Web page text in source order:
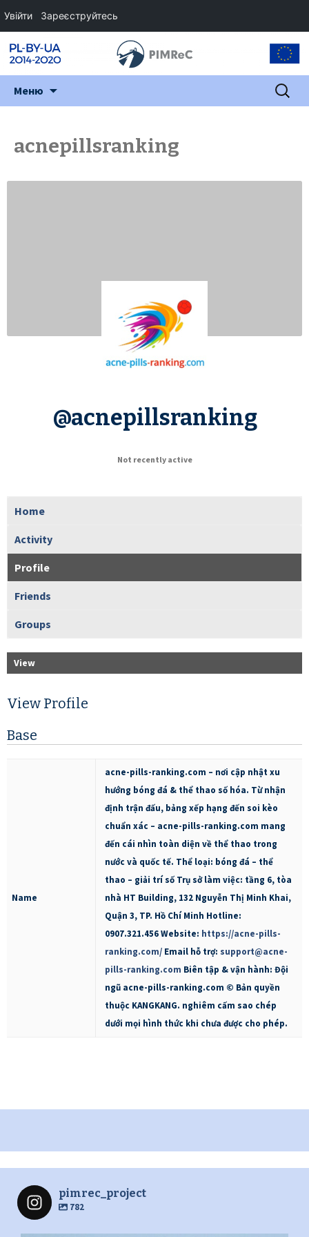
Меню Пошук:
acnepillsranking
@acnepillsranking
Not recently active
Home
Activity
Profile
Friends
Groups
View
View Profile
Base
Name
acne-pills-ranking.com – nơi cập nhật xu
hướng bóng đá & thể thao số hóa. Từ nhận
định trận đấu, bảng xếp hạng đến soi kèo
chuẩn xác – acne-pills-ranking.com mang
đến cái nhìn toàn diện về thể thao trong
nước và quốc tế. Thể loại: bóng đá – thể
thao – giải trí số Trụ sở làm việc: tầng 6, tòa
nhà HT Building, 132 Nguyễn Thị Minh Khai,
Quận 3, TP. Hồ Chí Minh Hotline:
0907.321.456 Website: https://acne-pills-
ranking.com/ Email hỗ trợ: support@acne-
pills-ranking.com Biên tập & vận hành: Đội
ngũ acne-pills-ranking.com © Bản quyền
thuộc KANGKANG. nghiêm cấm sao chép
dưới mọi hình thức khi chưa được cho phép.
pimrec_project
782
Увійти Зареєструйтесь